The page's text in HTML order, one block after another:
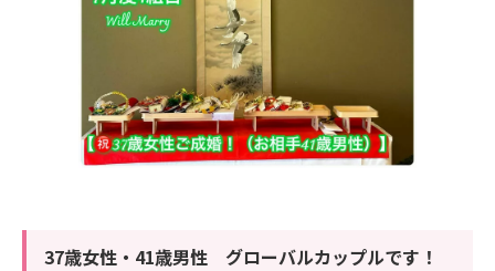
37歳女性・41歳男性 グローバルカップルです！